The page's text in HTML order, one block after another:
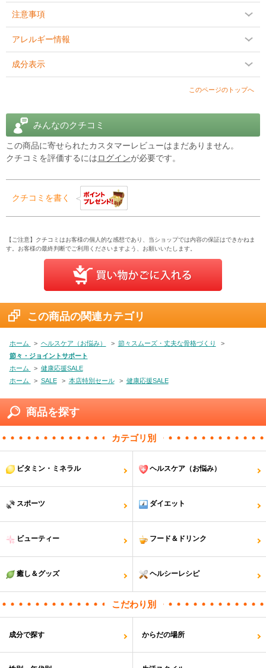
強力な抗酸化作用を発揮するなど、多くの驚くべき効果をもたらす
ことで知られています。
これまで課題とされてきたクルクミンの生物学的利用能（バイオア
ベイラビリティ）を効率化するため、NutraBioは現在入手可能なク
ルクミンの中で最も高品質で活性の高いクルクミンC3リダクト®に
着目しました。
標準化したクルクミンの登録商標です。
消化管で容易に吸収され、スピーディーに体内で働き始めます。
■吸収性を高めるサポート成分
ス、消化を助けるタンパク質分解酵素ブロメラインも配合。
さらに、それら栄養素の吸収を最大化するために、最も研究された2
成分（アストラジン™とバイオペリン®）を配合しています。
カレーなどに含まれる黄色い色素・クルクミンはさまざまな健康効
果で注目されています。
進化した高吸収性クルクミンを関節や消化器の健康、免疫サポート
にお役立てください。
注意事項
アレルギー情報
成分表示
このページのトップへ
みんなのクチコミ
この商品に寄せられたカスタマーレビューはまだありません。
クチコミを評価するにはログインが必要です。
クチコミを書く
【ご注意】クチコミはお客様の個人的な感想であり、当ショップでは内容の保証はできかねま
す。お客様の最終判断でご利用くださいますよう、お願いいたします。
この商品の関連カテゴリ
ホーム > ヘルスケア（お悩み） > 節々スムーズ・丈夫な骨格づくり
>
節々・ジョイントサポート
ホーム
> 健康応援SALE
ホーム
> SALE > 本店特別セール > 健康応援SALE
商品を探す
カテゴリ別
ビタミン・ミネラル ヘルスケア（お悩み）
スポーツ ダイエット
ビューティー フード＆ドリンク
癒し＆グッズ ヘルシーレシピ
こだわり別
成分で探す からだの場所